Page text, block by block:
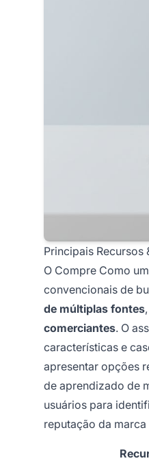
Principais Recursos
O Compre Como
convencionais de
de múltiplas fontes,
comerciantes. O
características e
apresentar opções
de aprendizado de
usuários para
reputação da